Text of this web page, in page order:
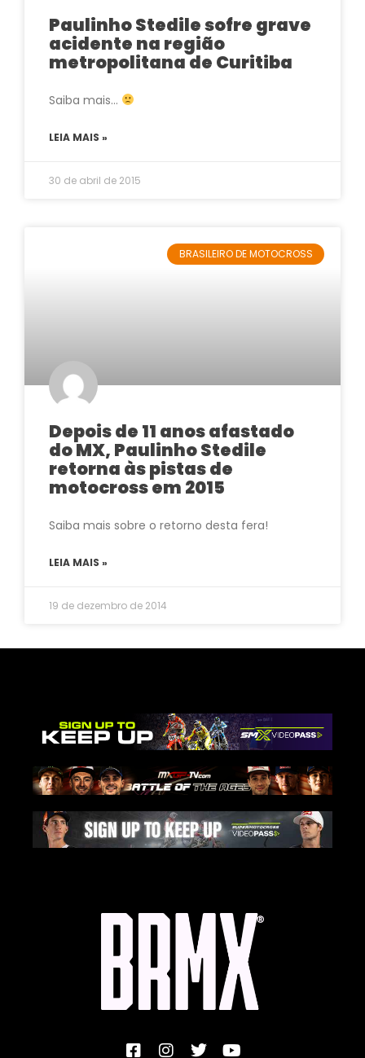
Paulinho Stedile sofre grave
acidente na região
metropolitana de Curitiba
Saiba mais…
LEIA MAIS »
30 de abril de 2015
BRASILEIRO DE MOTOCROSS
Depois de 11 anos afastado
do MX, Paulinho Stedile
retorna às pistas de
motocross em 2015
Saiba mais sobre o retorno desta fera!
LEIA MAIS »
19 de dezembro de 2014